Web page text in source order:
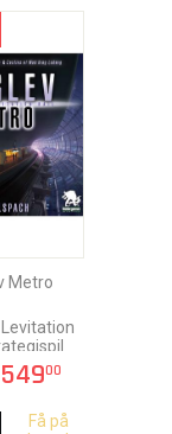
Metro
54900
Få på